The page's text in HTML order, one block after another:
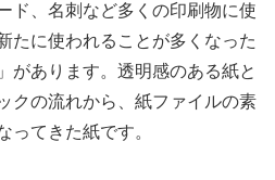
ド、名刺など多くの印刷物に使
たに使われることが多くなった
があります。透明感のある紙と
クの流れから、紙ファイルの素
ってきた紙です。